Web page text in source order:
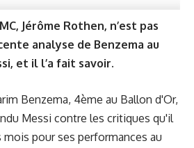
Jérôme Rothen, n’est pas
analyse de Benzema au
et il l’a fait savoir.
Benzema, 4ème au Ballon d'Or,
Messi contre les critiques qu'il
mois pour ses performances au